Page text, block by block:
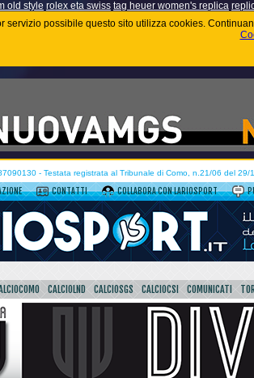
old style rolex eta swiss tag heuer women's replica
servizio possibile questo sito utilizza cookies.
- Testata registrata al Tribunale di Como, n.21/06 del 29/
CONTATTI COLLABORA CON LARIOSPORT
CALCIOLND CALCIOSGS CALCIOCSI COMUNICATI